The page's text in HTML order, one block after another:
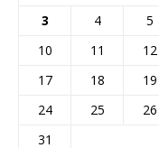
3
4 5
10
11 12
17
18 19
24
25 26
31